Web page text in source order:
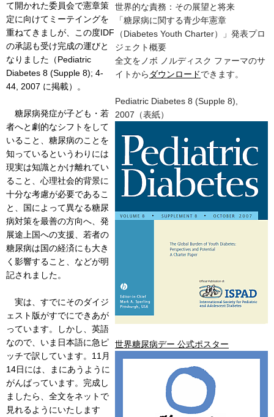
世界的な責務：その展望と将来
「糖尿病に関する青少年憲章
（Diabetes Youth Charter）」発表プロ
ジェクト概要
全文をノボ ノルディスク ファーマのサ
イトから ダウンロードできます。
Pediatric Diabetes 8 (Supple 8),
2007（表紙）
世界糖尿病デー 公式ポスター
て開かれた委員会で憲章策
定に向けてミーテイングを
重ねてきましが、この度IDF
の承認も受け完成の運びと
なりました（Pediatric
Diabetes 8 (Supple 8); 4-
44, 2007 に掲載）。
糖尿病発症が子ども・若
者へと劇的なシフトをして
いること、糖尿病のことを
知っているというわりには
現実は知識とかけ離れてい
ること、心理社会的背景に
十分な考慮が必要であるこ
と、国によって異なる糖尿
病対策を最善の方向へ、発
展途上国への支援、若者の
糖尿病は国の経済にも大き
く影響すること、などが明
記されました。
実は、すでにそのダイジ
ェスト版がすでにできあが
っています。しかし、英語
なので、いま日本語に急ピ
ッチで訳しています。11月
14日には、まにあうように
がんばっています。完成し
ましたら、全文をネットで
見れるようにいたします